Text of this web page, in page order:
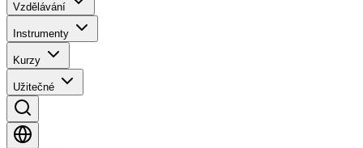
Vzdělávání
Instrumenty
Kurzy
Užitečné